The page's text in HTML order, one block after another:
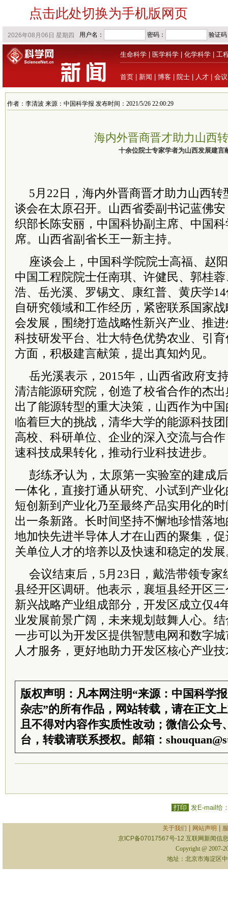
点击此处切换为手机版网页
生命科学 医学科学 化学科学 工
首页 新闻 博客 院士 人才 会议
作者：李清波 来源：中国科学报 发布时间：2021/5/26 22:00:29
海内外晋商晋才助力山西
十余位院士专家学者为山西发展建言
5月22日，海内外晋商晋才助力山西
谈会在太原召开。山西省委副书记蓝佛
织部长陈安丽，中国科协副主席、中国
席。山西省副省长王一新主持。
座谈会上，中国科学院院士高福、赵
中国工程院院士任南琪、许健民、郭桂
浩、岳光溪、罗锡文、康红普、黄庆学
自研究领域和工作经历，紧密联系国家
会发展，围绕打造战略性新兴产业、推
科技研发平台、壮大特色优势农业、引
方面，积极建言献策，提出真知灼见。
岳光溪表示，2015年，山西省政府支
清洁能源研究院，创造了校省合作的杰
出了能源转型的重大决策，山西作为中
临着巨大的挑战，清华大学的能源科技
高校、科研单位、企业的深入交流与合
速科技成果转化，推动行业科技进步。
彭练矛认为，太原第一实验室的建成
一体化，直接打通从研究、小试到产业
短创新到产业化乃至最终产品实用化的
出一条新路。长时间坚持不懈地珍惜落
地加快先进半导体人才在山西的聚集，
关单位人才的培养以及快速和稳定的发展
会议结束后，5月23日，戴浩带领专
县经开区调研。他表示，襄垣县经开区
新兴战略产业组成部分，开发区成立仅4
业发展前景广阔，未来规划鼓舞人心。
一步可以为开发区提供智慧电网和数字
人才服务，更好地助力开发区核心产业
版权声明：凡本网注明“来源：中国科学
杂志”的所有作品，网站转载，请在正文
且不得对内容作实质性改动；微信公众号
台，转载请联系授权。邮箱：
打印 发E-mail给
关于我们 网站声明
京ICP备07017567号-12 互联网新闻信
Copyright @ 2007-
地址：北京市海淀区